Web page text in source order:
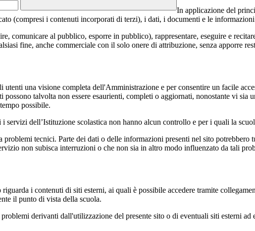
In applicazione del
(compresi i contenuti incorporati di terzi), i dati, i documenti e le
al pubblico, esporre in pubblico), rappresentare, eseguire e
fine, anche commerciale con il solo onere di attribuzione, senza apporre
utenti una visione completa dell'Amministrazione e per consentire un facile
talvolta non essere esaurienti, completi o aggiornati, nonostante vi sia
possibile.
dell’Istituzione scolastica non hanno alcun controllo e per i quali la
tecnici. Parte dei dati o delle informazioni presenti nel sito potrebbero
non subisca interruzioni o che non sia in altro modo influenzato da tali
i contenuti di siti esterni, ai quali è possibile accedere tramite
il punto di vista della scuola.
derivanti dall'utilizzazione del presente sito o di eventuali siti esterni ad